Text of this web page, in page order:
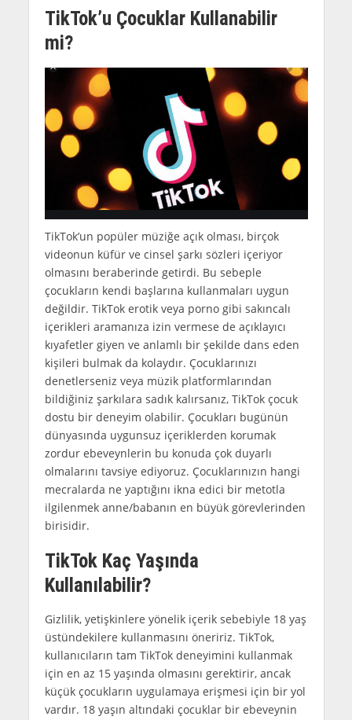
TikTok’u Çocuklar Kullanabilir
mi?
TikTok’un popüler müziğe açık olması, birçok
videonun küfür ve cinsel şarkı sözleri içeriyor
olmasını beraberinde getirdi. Bu sebeple
çocukların kendi başlarına kullanmaları uygun
değildir. TikTok erotik veya porno gibi sakıncalı
içerikleri aramanıza izin vermese de açıklayıcı
kıyafetler giyen ve anlamlı bir şekilde dans eden
kişileri bulmak da kolaydır. Çocuklarınızı
denetlerseniz veya müzik platformlarından
bildiğiniz şarkılara sadık kalırsanız, TikTok çocuk
dostu bir deneyim olabilir. Çocukları bugünün
dünyasında uygunsuz içeriklerden korumak
zordur ebeveynlerin bu konuda çok duyarlı
olmalarını tavsiye ediyoruz. Çocuklarınızın hangi
mecralarda ne yaptığını ikna edici bir metotla
ilgilenmek anne/babanın en büyük görevlerinden
birisidir.
TikTok Kaç Yaşında
Kullanılabilir?
Gizlilik, yetişkinlere yönelik içerik sebebiyle 18 yaş
üstündekilere kullanmasını öneririz. TikTok,
kullanıcıların tam TikTok deneyimini kullanmak
için en az 15 yaşında olmasını gerektirir, ancak
küçük çocukların uygulamaya erişmesi için bir yol
vardır. 18 yaşın altındaki çocuklar bir ebeveynin